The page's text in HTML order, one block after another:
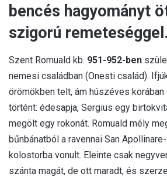
bencés hagyományt
szigorú remeteséggel.
Szent Romuald kb. 951-952-ben
nemesi családban (Onesti család).
örömökben telt, ám húszéves
történt: édesapja, Sergius egy
megölt egy rokonát. Romuald mély
bűnbánatból a ravennai San
kolostorba vonult. Eleinte csak
szánta magát, de ott maradt, és